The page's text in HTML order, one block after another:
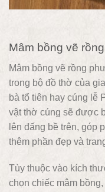
Mâm bồng vẽ
Mâm bồng vẽ rồng
trong bộ đồ thờ của
bà tổ tiên hay cúng lễ
vật thờ cúng sẽ được
lên đấng bề trên, góp
thêm phần đẹp và
Tùy thuộc vào kích
chọn chiếc mâm